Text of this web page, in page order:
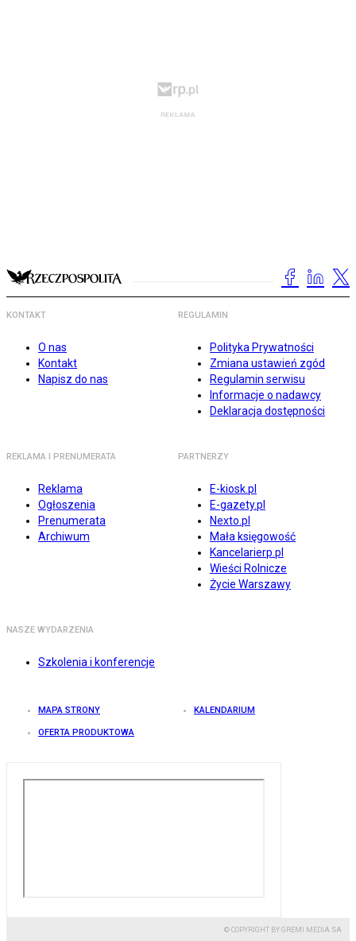
KONTAKT
O nas
Kontakt
Napisz do nas
REGULAMIN
Polityka Prywatności
Zmiana ustawień zgód
Regulamin serwisu
Informacje o nadawcy
Deklaracja dostępności
REKLAMA I PRENUMERATA
Reklama
Ogłoszenia
Prenumerata
Archiwum
PARTNERZY
E-kiosk.pl
E-gazety.pl
Nexto.pl
Mała księgowość
Kancelarierp.pl
Wieści Rolnicze
Życie Warszawy
NASZE WYDARZENIA
Szkolenia i konferencje
MAPA STRONY KALENDARIUM
OFERTA PRODUKTOWA
© COPYRIGHT BY GREMI MEDIA SA